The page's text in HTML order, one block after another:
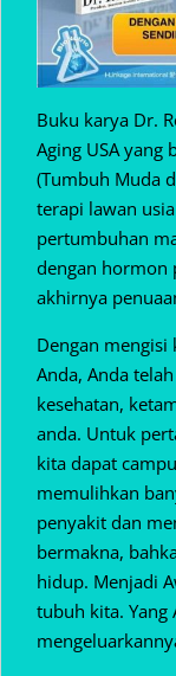
Buku karya Dr.
Aging USA yang
(Tumbuh Muda
terapi lawan
pertumbuhan
dengan hormon
akhirnya
Dengan
Anda, Anda
kesehatan,
anda. Untuk
kita dapat
memulihkan
penyakit dan
bermakna,
hidup. Menjadi
tubuh kita. Yang